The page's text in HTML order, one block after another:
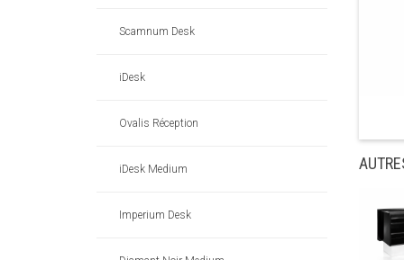
Scamnum Desk
iDesk
Ovalis Réception
iDesk Medium
Imperium Desk